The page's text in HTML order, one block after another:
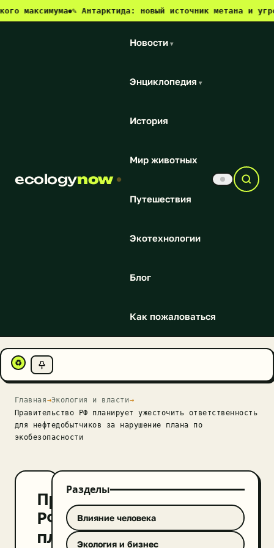
●✎ Антарктида: новый источник метана и угроза для
ecologynow
Новости ▾
Энциклопедия ▾
История
Мир животных
Путешествия
Экотехнологии
Блог
Как пожаловаться
♻
Главная→Экология и власти→
Правительство РФ планирует ужесточить ответственность
для нефтедобытчиков за нарушение плана по
экобезопасности
Правительство
РФ
планирует
Разделы
Влияние человека
Экология и бизнес